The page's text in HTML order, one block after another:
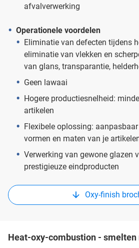
afvalverwerking
Operationele voordelen
Eliminatie van defecten tijdens
eliminatie van vlekken en
van glans, transparantie,
Geen lawaai
Hogere productiesnelheid:
artikelen
Flexibele oplossing:
vormen en maten van je
Verwerking van gewone glazen
prestigieuze eindproducten
Oxy-finish
Heat-oxy-combustion - smelten